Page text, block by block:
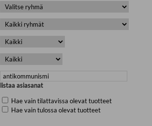
listaa asiasanat
Hae vain tilattavissa olevat tuotteet
Hae vain tulossa olevat tuotteet